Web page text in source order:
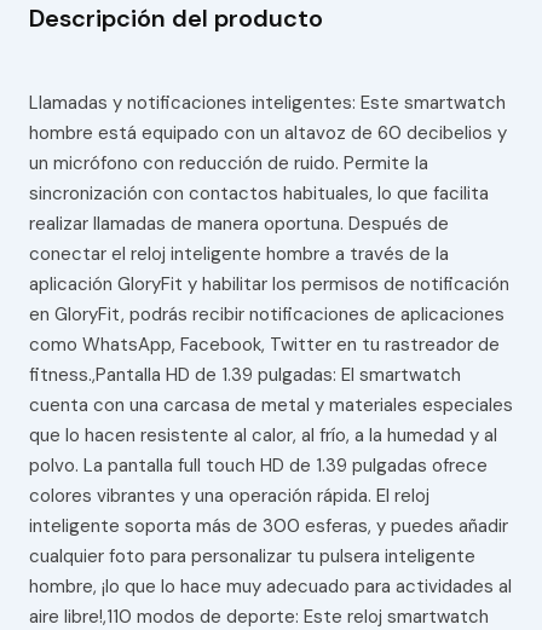
Descripción del producto
Llamadas y notificaciones inteligentes: Este smartwatch
hombre está equipado con un altavoz de 60 decibelios y
un micrófono con reducción de ruido. Permite la
sincronización con contactos habituales, lo que facilita
realizar llamadas de manera oportuna. Después de
conectar el reloj inteligente hombre a través de la
aplicación GloryFit y habilitar los permisos de notificación
en GloryFit, podrás recibir notificaciones de aplicaciones
como WhatsApp, Facebook, Twitter en tu rastreador de
fitness.,Pantalla HD de 1.39 pulgadas: El smartwatch
cuenta con una carcasa de metal y materiales especiales
que lo hacen resistente al calor, al frío, a la humedad y al
polvo. La pantalla full touch HD de 1.39 pulgadas ofrece
colores vibrantes y una operación rápida. El reloj
inteligente soporta más de 300 esferas, y puedes añadir
cualquier foto para personalizar tu pulsera inteligente
hombre, ¡lo que lo hace muy adecuado para actividades al
aire libre!,110 modos de deporte: Este reloj smartwatch